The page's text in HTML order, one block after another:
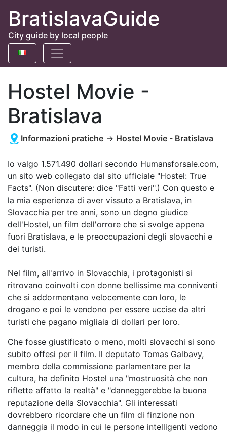
BratislavaGuide
City guide by local people
Hostel Movie -
Bratislava
Informazioni pratiche → Hostel Movie - Bratislava
Io valgo 1.571.490 dollari secondo Humansforsale.com,
un sito web collegato dal sito ufficiale "Hostel: True
Facts". (Non discutere: dice "Fatti veri".) Con questo e
la mia esperienza di aver vissuto a Bratislava, in
Slovacchia per tre anni, sono un degno giudice
dell'Hostel, un film dell'orrore che si svolge appena
fuori Bratislava, e le preoccupazioni degli slovacchi e
dei turisti.
Nel film, all'arrivo in Slovacchia, i protagonisti si
ritrovano coinvolti con donne bellissime ma conniventi
che si addormentano velocemente con loro, le
drogano e poi le vendono per essere uccise da altri
turisti che pagano migliaia di dollari per loro.
Che fosse giustificato o meno, molti slovacchi si sono
subito offesi per il film. Il deputato Tomas Galbavy,
membro della commissione parlamentare per la
cultura, ha definito Hostel una "mostruosità che non
riflette affatto la realtà" e "danneggerebbe la buona
reputazione della Slovacchia". Gli interessati
dovrebbero ricordare che un film di finzione non
danneggia il modo in cui le persone intelligenti vedono